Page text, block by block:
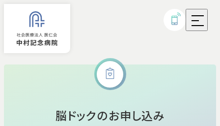
脳ドックのお申し込み